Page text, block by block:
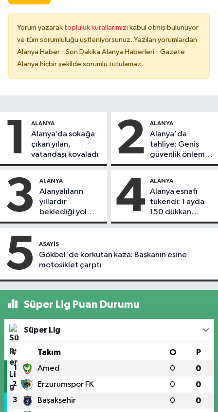
Yorum yazarak topluluk kurallarımızı kabul etmiş bulunuyor
ve tüm sorumluluğu üstleniyorsunuz. Yazılan yorumlardan
Alanya Haber - Son Dakika Alanya Haberleri - Gazete
Alanya hiçbir şekilde sorumlu tutulamaz.
1 ALANYA
Alanya’da sokağa
çıkan yılan,
vatandaşı kovaladı
2 ALANYA
Alanya'da
tahliye: Geniş
güvenlik önlemi
alındı
3 ALANYA
Alanyalıların
yıllardır
beklediği yol
askıdan döndü
4 ALANYA
Alanya esnafı
tükendi: 1 ayda
150 dükkan
kapandı
5 ASAYIŞ
Gökbel'de korkutan kaza: Başkanın eşine
motosiklet çarptı
Süper Lig Puan Durumu
Süper Lig
# Takım O P
1 Amed 0 0
2 Erzurumspor FK 0 0
3 Başakşehir 0 0